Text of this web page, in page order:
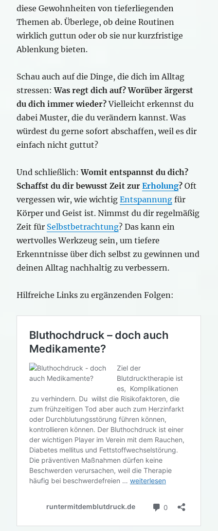
diese Gewohnheiten von tieferliegenden
Themen ab. Überlege, ob deine Routinen
wirklich guttun oder ob sie nur kurzfristige
Ablenkung bieten.
Schau auch auf die Dinge, die dich im Alltag
stressen:Was regt dich auf? Worüber ärgerst
du dich immer wieder?Vielleicht erkennst du
dabei Muster, die du verändern kannst. Was
würdest du gerne sofort abschaffen, weil es dir
einfach nicht guttut?
Und schließlich:Womit entspannst du dich?
Schaffst du dir bewusst Zeit zurErholung? Oft
vergessen wir, wie wichtigEntspannung für
Körper und Geist ist. Nimmst du dir regelmäßig
Zeit für Selbstbetrachtung? Das kann ein
wertvolles Werkzeug sein, um tiefere
Erkenntnisse über dich selbst zu gewinnen und
deinen Alltag nachhaltig zu verbessern.
Hilfreiche Links zu ergänzenden Folgen: